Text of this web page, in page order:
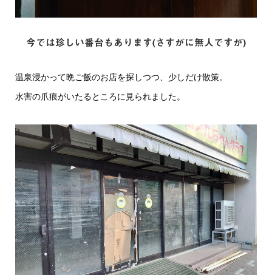
今では珍しい番台もあります(さすがに無人ですが)
温泉浸かって晩ご飯のお店を探しつつ、少しだけ散策。
水害の爪痕がいたるところに見られました。